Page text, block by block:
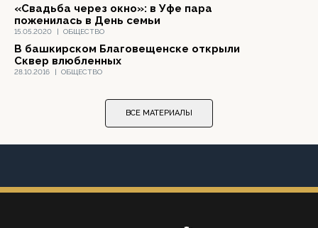
15.05.2020 | ОБЩЕСТВО
«Свадьба через окно»: в Уфе пара
поженилась в День семьи
28.10.2016 | ОБЩЕСТВО
В башкирском Благовещенске открыли
Сквер влюбленных
ВСЕ МАТЕРИАЛЫ